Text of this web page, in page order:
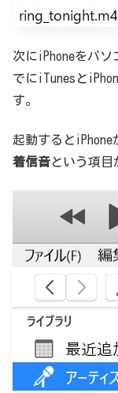
次にiPhoneをパ
でにiTunesと
す。
起動するとiPhone
着信音という項目